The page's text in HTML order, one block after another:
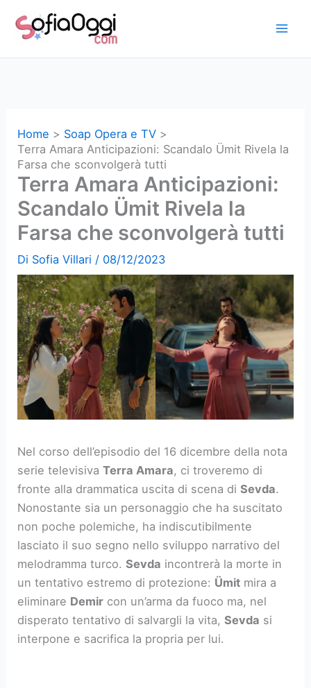
Home
Soap Opera e TV
Terra Amara Anticipazioni: Scandalo Ümit Rivela la
Farsa che sconvolgerà tutti
Terra Amara Anticipazioni:
Scandalo Ümit Rivela la
Farsa che sconvolgerà tutti
Di Sofia Villari / 08/12/2023
Nel corso dell’episodio del 16 dicembre della nota
serie televisivaTerra Amara, ci troveremo di
fronte alla drammatica uscita di scena diSevda.
Nonostante sia un personaggio che ha suscitato
non poche polemiche, ha indiscutibilmente
lasciato il suo segno nello sviluppo narrativo del
melodramma turco.Sevda incontrerà la morte in
un tentativo estremo di protezione: Ümit mira a
eliminare Demir con un’arma da fuoco ma, nel
disperato tentativo di salvargli la vita,Sevda si
interpone e sacrifica la propria per lui.